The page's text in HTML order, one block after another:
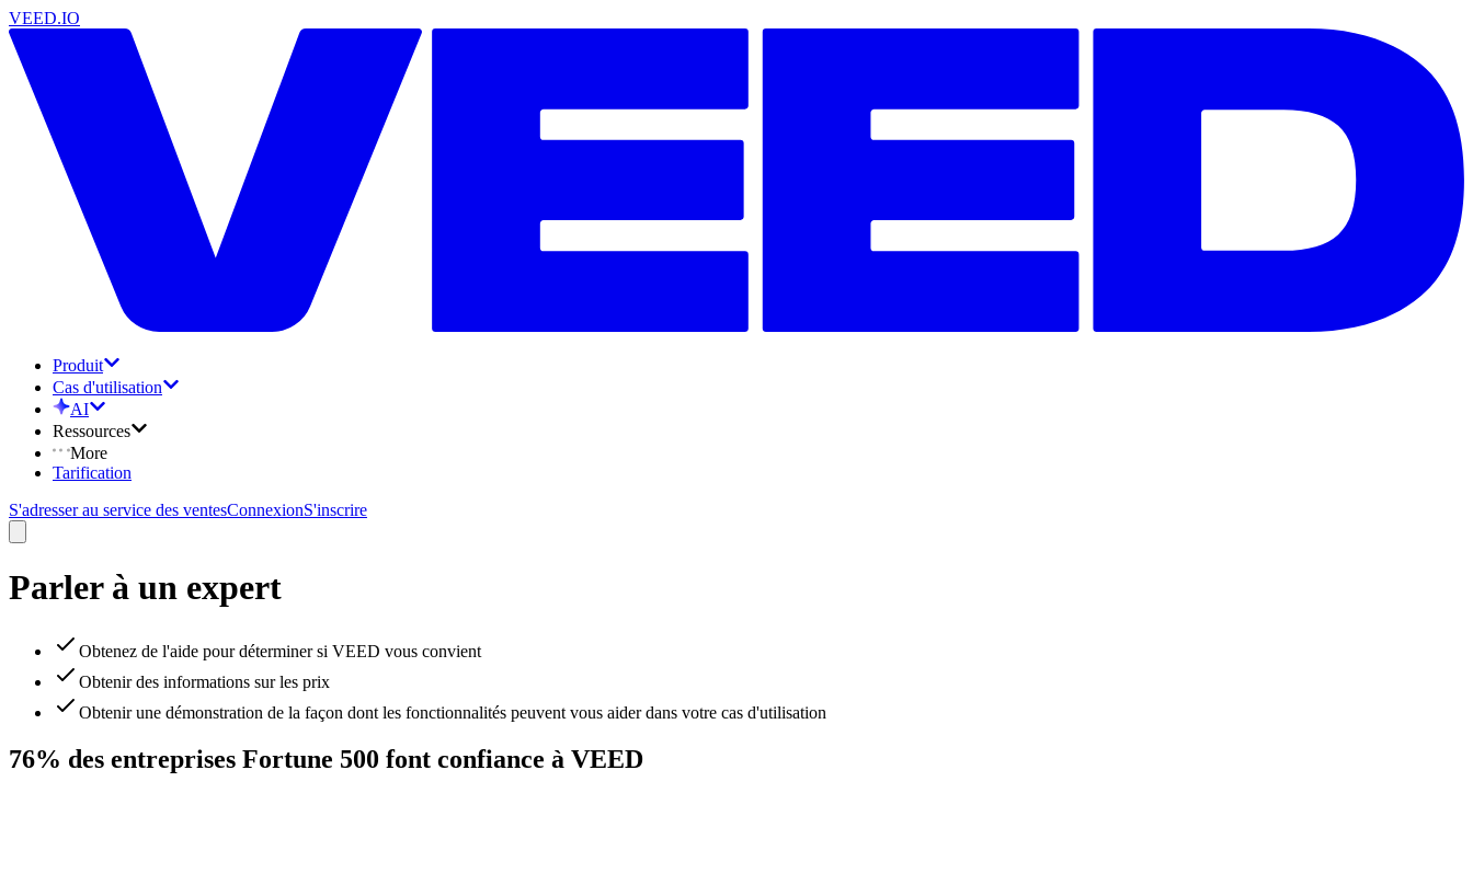
VEED.IO
Produit
Cas d'utilisation
AI
Ressources
More
Tarification
S'adresser au service des ventesConnexionS'inscrire
Parler à un expert
Obtenez de l'aide pour déterminer si VEED vous convient
Obtenir des informations sur les prix
Obtenir une démonstration de la façon dont les fonctionnalités peuvent vous aider dans votre cas d'utilisation
76% des entreprises Fortune 500 font confiance à VEED